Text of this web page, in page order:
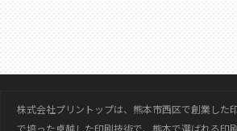
株式会社プリントップは、熊本市西区で創業した
で培った卓越した印刷技術で、熊本で選ばれる印